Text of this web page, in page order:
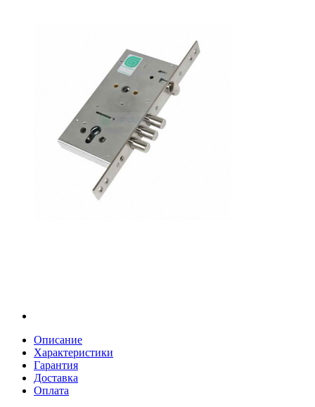
Описание
Характеристики
Гарантия
Доставка
Оплата